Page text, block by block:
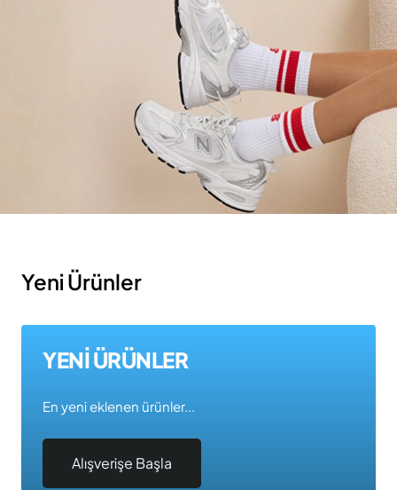
Yeni Ürünler
YENİ ÜRÜNLER
En yeni eklenen ürünler...
Alışverişe Başla